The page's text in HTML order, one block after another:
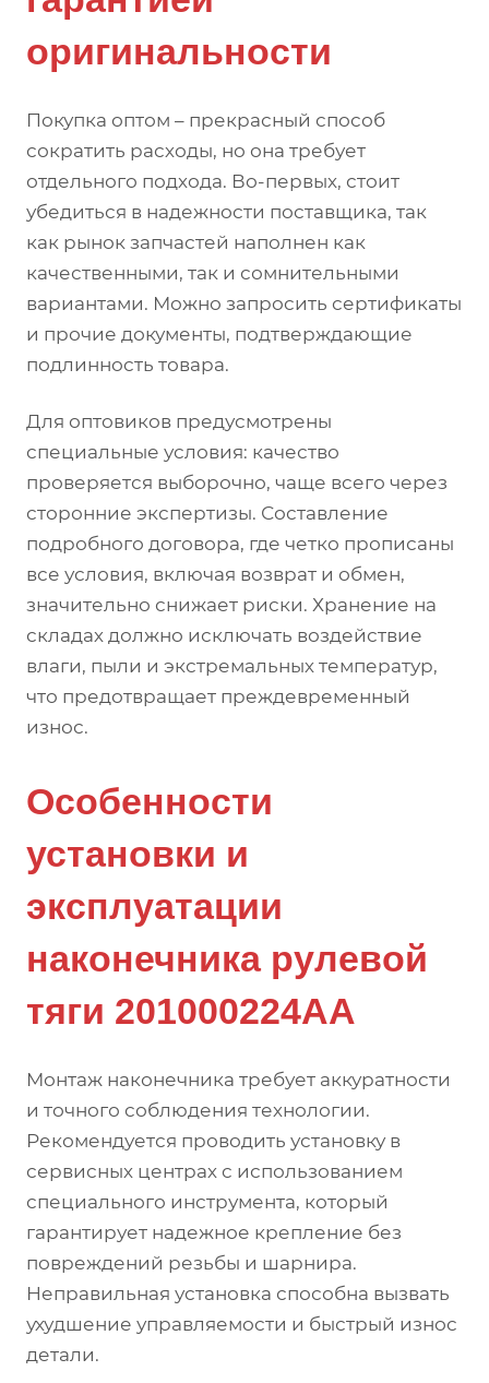
оригинальности
Покупка оптом – прекрасный способ
сократить расходы, но она требует
отдельного подхода. Во-первых, стоит
убедиться в надежности поставщика, так
как рынок запчастей наполнен как
качественными, так и сомнительными
вариантами. Можно запросить сертификаты
и прочие документы, подтверждающие
подлинность товара.
Для оптовиков предусмотрены
специальные условия: качество
проверяется выборочно, чаще всего через
сторонние экспертизы. Составление
подробного договора, где четко прописаны
все условия, включая возврат и обмен,
значительно снижает риски. Хранение на
складах должно исключать воздействие
влаги, пыли и экстремальных температур,
что предотвращает преждевременный
износ.
Особенности
установки и
эксплуатации
наконечника рулевой
тяги 201000224AA
Монтаж наконечника требует аккуратности
и точного соблюдения технологии.
Рекомендуется проводить установку в
сервисных центрах с использованием
специального инструмента, который
гарантирует надежное крепление без
повреждений резьбы и шарнира.
Неправильная установка способна вызвать
ухудшение управляемости и быстрый износ
детали.